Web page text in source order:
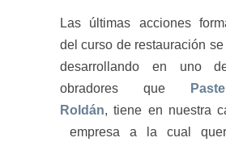
Las últimas acciones
del curso de restauración se
desarrollando en uno
obradores que
Roldán, tiene en nuestra
empresa a la cual